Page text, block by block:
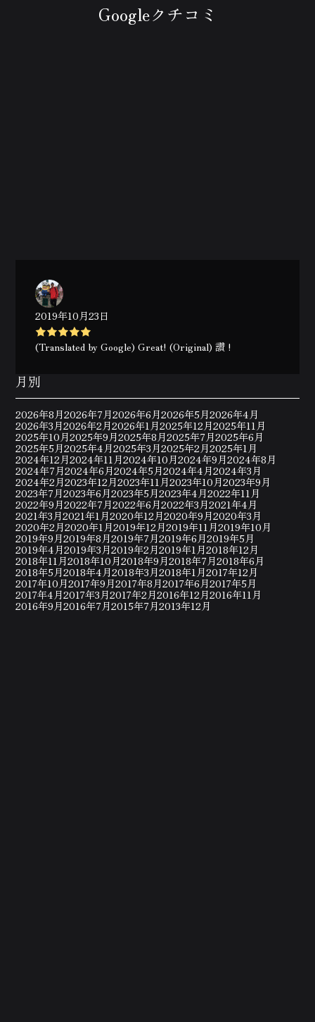
Googleクチコミ
2019年10月23日
(Translated by Google) Great! (Original) 讚 !
月別
2026年8月2026年7月2026年6月2026年5月2026年4月
2026年3月2026年2月2026年1月2025年12月2025年11月
2025年10月2025年9月2025年8月2025年7月2025年6月
2025年5月2025年4月2025年3月2025年2月2025年1月
2024年12月2024年11月2024年10月2024年9月2024年8月
2024年7月2024年6月2024年5月2024年4月2024年3月
2024年2月2023年12月2023年11月2023年10月2023年9月
2023年7月2023年6月2023年5月2023年4月2022年11月
2022年9月2022年7月2022年6月2022年3月2021年4月
2021年3月2021年1月2020年12月2020年9月2020年3月
2020年2月2020年1月2019年12月2019年11月2019年10月
2019年9月2019年8月2019年7月2019年6月2019年5月
2019年4月2019年3月2019年2月2019年1月2018年12月
2018年11月2018年10月2018年9月2018年7月2018年6月
2018年5月2018年4月2018年3月2018年1月2017年12月
2017年10月2017年9月2017年8月2017年6月2017年5月
2017年4月2017年3月2017年2月2016年12月2016年11月
2016年9月2016年7月2015年7月2013年12月